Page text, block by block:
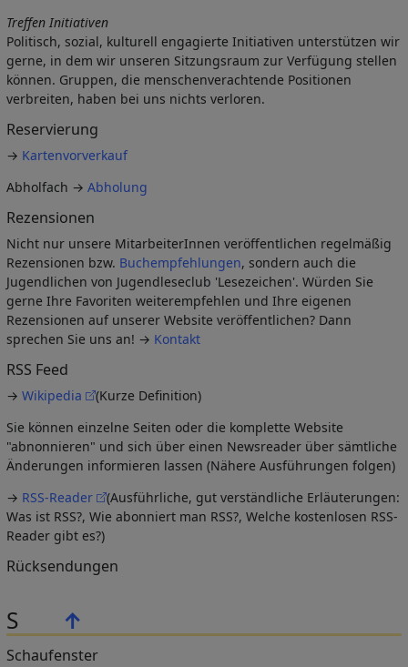
Treffen Initiativen
Politisch, sozial, kulturell engagierte Initiativen unterstützen wir
gerne, in dem wir unseren Sitzungsraum zur Verfügung stellen
können. Gruppen, die menschenverachtende Positionen
verbreiten, haben bei uns nichts verloren.
Reservierung
→ Kartenvorverkauf
Abholfach → Abholung
Rezensionen
Nicht nur unsere MitarbeiterInnen veröffentlichen regelmäßig
Rezensionen bzw. Buchempfehlungen, sondern auch die
Jugendlichen von Jugendleseclub 'Lesezeichen'. Würden Sie
gerne Ihre Favoriten weiterempfehlen und Ihre eigenen
Rezensionen auf unserer Website veröffentlichen? Dann
sprechen Sie uns an! → Kontakt
RSS Feed
→ Wikipedia
(Kurze Definition)
Sie können einzelne Seiten oder die komplette Website
"abnonnieren" und sich über einen Newsreader über sämtliche
Änderungen informieren lassen (Nähere Ausführungen folgen)
→ RSS-Reader
(Ausführliche, gut verständliche Erläuterungen:
Was ist RSS?, Wie abonniert man RSS?, Welche kostenlosen RSS-
Reader gibt es?)
Rücksendungen
S ↑
Schaufenster